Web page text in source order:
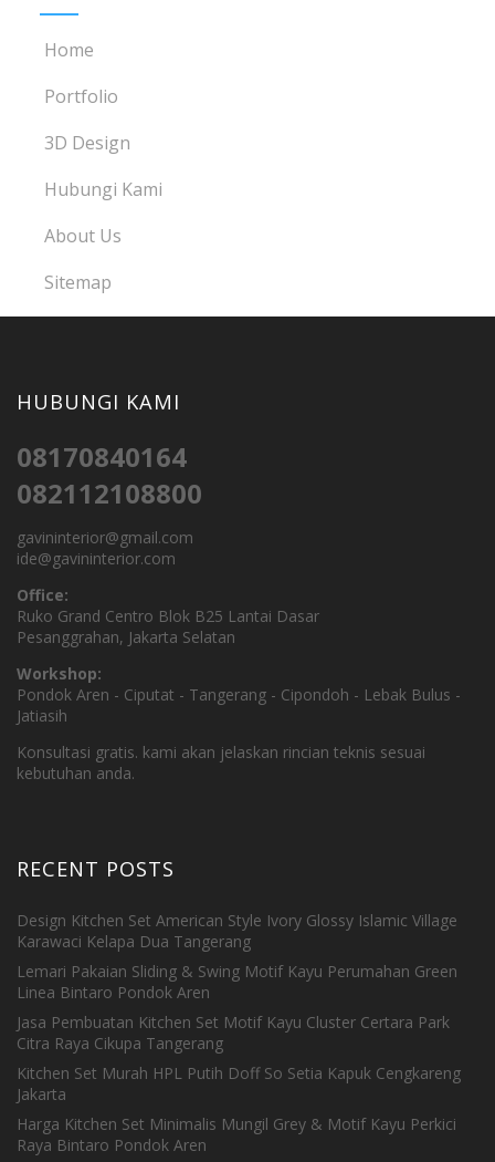
Home
Portfolio
3D Design
Hubungi Kami
About Us
Sitemap
HUBUNGI KAMI
08170840164
082112108800
gavininterior@gmail.com
ide@gavininterior.com
Office:
Ruko Grand Centro Blok B25 Lantai Dasar
Pesanggrahan, Jakarta Selatan
Workshop:
Pondok Aren - Ciputat - Tangerang - Cipondoh - Lebak Bulus -
Jatiasih
Konsultasi gratis. kami akan jelaskan rincian teknis sesuai
kebutuhan anda.
RECENT POSTS
Design Kitchen Set American Style Ivory Glossy Islamic Village
Karawaci Kelapa Dua Tangerang
Lemari Pakaian Sliding & Swing Motif Kayu Perumahan Green
Linea Bintaro Pondok Aren
Jasa Pembuatan Kitchen Set Motif Kayu Cluster Certara Park
Citra Raya Cikupa Tangerang
Kitchen Set Murah HPL Putih Doff So Setia Kapuk Cengkareng
Jakarta
Harga Kitchen Set Minimalis Mungil Grey & Motif Kayu Perkici
Raya Bintaro Pondok Aren